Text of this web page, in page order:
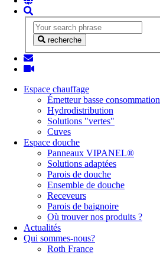
recherche
Espace chauffage
Émetteur basse consommation
Hydrodistribution
Solutions "vertes"
Cuves
Espace douche
Panneaux VIPANEL®
Solutions adaptées
Parois de douche
Ensemble de douche
Receveurs
Parois de baignoire
Où trouver nos produits ?
Actualités
Qui sommes-nous?
Roth France